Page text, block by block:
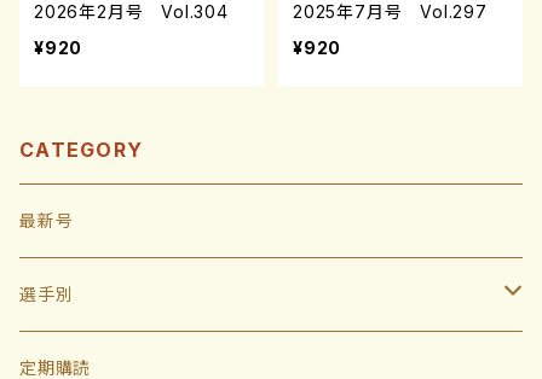
2026年2月号 Vol.304
¥920
2025年7月号 Vol.297
¥920
CATEGORY
最新号
選手別
投手
定期購読